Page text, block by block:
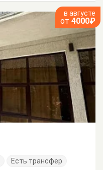
в августе
от 4000₽
Есть трансфер